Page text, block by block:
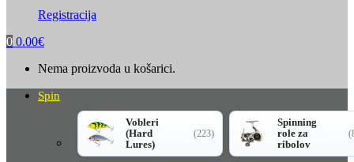
Registracija
0 0.00€
Nema proizvoda u košarici.
Spin
Vobleri
(Hard
Lures)
(223)
Spinning
role za
ribolov